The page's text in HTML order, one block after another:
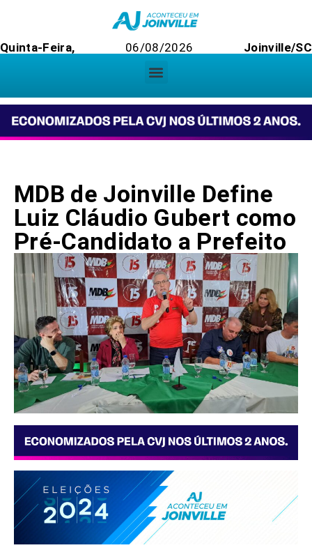
Quinta-Feira, 06/08/2026 Joinville/SC
MDB de Joinville Define
Luiz Cláudio Gubert como
Pré-Candidato a Prefeito